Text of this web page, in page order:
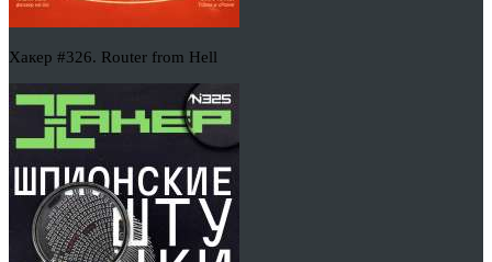
Хакер #326. Router from Hell